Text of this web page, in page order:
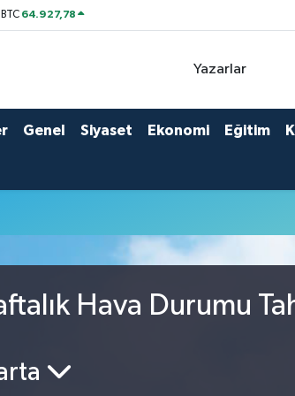
BTC 64.927,78
Yazarlar
Genel Siyaset Ekonomi Eğitim
Hava Durumu